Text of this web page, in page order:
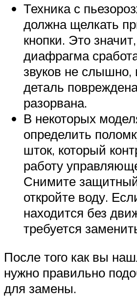
Техника с
должна щелкать
кнопки. Это
диафрагма
звуков не слышно,
деталь
разорвана.
В некоторых
определить
шток, который
работу
Снимите
откройте воду.
находится без
требуется
После того как вы
нужно правильно
для замены.